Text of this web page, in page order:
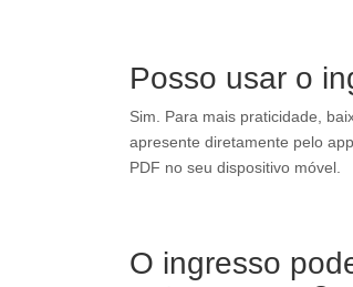
Posso usar o
Sim. Para mais praticidade,
apresente diretamente pelo
PDF no seu dispositivo móvel.
O ingresso